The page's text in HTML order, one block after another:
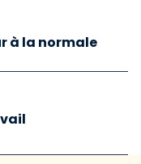
à la normale